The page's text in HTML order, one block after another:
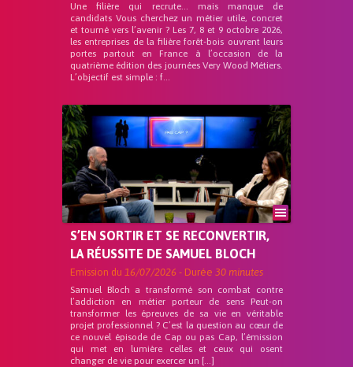
Une filière qui recrute… mais manque de
candidats Vous cherchez un métier utile, concret
et tourné vers l’avenir ? Les 7, 8 et 9 octobre 2026,
les entreprises de la filière forêt-bois ouvrent leurs
portes partout en France à l’occasion de la
quatrième édition des journées Very Wood Métiers.
L’objectif est simple : f...
S’EN SORTIR ET SE RECONVERTIR,
LA RÉUSSITE DE SAMUEL BLOCH
Emission du 16/07/2026 - Durée 30 minutes
Samuel Bloch a transformé son combat contre
l’addiction en métier porteur de sens Peut-on
transformer les épreuves de sa vie en véritable
projet professionnel ? C’est la question au cœur de
ce nouvel épisode de Cap ou pas Cap, l’émission
qui met en lumière celles et ceux qui osent
changer de vie pour exercer un […]